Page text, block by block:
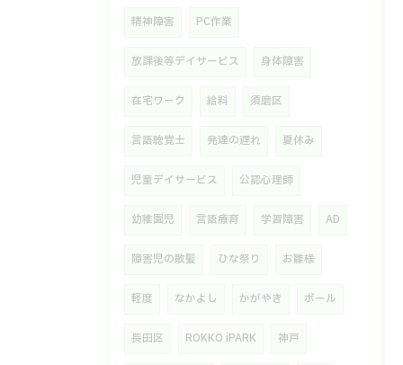
精神障害 PC作業
放課後等デイサービス 身体障害
在宅ワーク 給料 須磨区
言語聴覚士 発達の遅れ 夏休み
児童デイサービス 公認心理師
幼稚園児 言語療育 学習障害 AD
障害児の散髪 ひな祭り お雛様
軽度 なかよし かがやき ボール
長田区 ROKKO iPARK 神戸